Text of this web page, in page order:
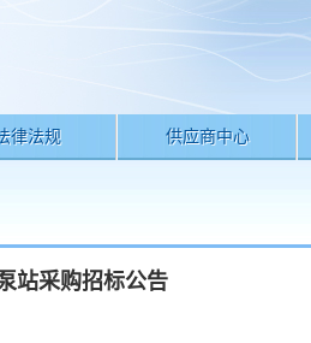
律法规 供应商中心
站采购招标公告